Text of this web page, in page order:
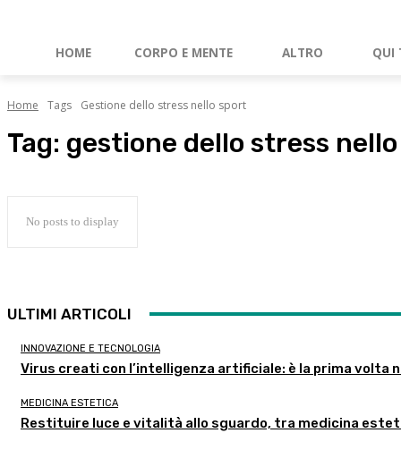
HOME CORPO E MENTE ALTRO QUI
Home Tags Gestione dello stress nello sport
Tag: gestione dello stress
No posts to display
ULTIMI ARTICOLI
INNOVAZIONE E TECNOLOGIA
Virus creati con l’intelligenza artificiale: è la prima volta
MEDICINA ESTETICA
Restituire luce e vitalità allo sguardo, tra medicina